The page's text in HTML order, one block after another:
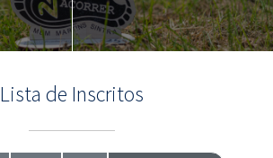
Lista de Inscritos